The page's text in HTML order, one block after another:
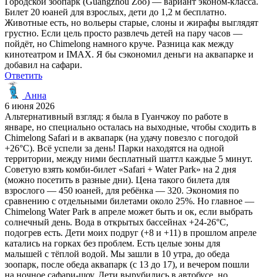
Билет 20 юаней для взрослых, дети до 1,2 м бесплатно.
Животные есть, но вольеры старые, слоны и жирафы выглядят
грустно. Если цель просто развлечь детей на пару часов —
пойдёт, но Chimelong намного круче. Разница как между
кинотеатром и IMAX. Я бы сэкономил деньги на аквапарке и
добавил на сафари.
Ответить
Анна
6 июня 2026
Альтернативный взгляд: я была в Гуанчжоу по работе в
январе, но специально осталась на выходные, чтобы сходить в
Chimelong Safari и в аквапарк (на удачу повезло с погодой
+26°C). Всё успели за день! Парки находятся на одной
территории, между ними бесплатный шаттл каждые 5 минут.
Советую взять комби-билет «Safari + Water Park» на 2 дня
(можно посетить в разные дни). Цена такого билета для
взрослого — 450 юаней, для ребёнка — 320. Экономия по
сравнению с отдельными билетами около 25%. Но главное —
Chimelong Water Park в апреле может быть и ок, если выбрать
солнечный день. Вода в открытых бассейнах +24-26°C,
подогрев есть. Дети моих подруг (+8 и +11) в прошлом апреле
катались на горках без проблем. Есть целые зоны для
малышей с тёплой водой. Мы зашли в 10 утра, до обеда
зоопарк, после обеда аквапарк (с 13 до 17), и вечером пошли
на ночное сафари-шоу. Дети вырубились в автобусе, но